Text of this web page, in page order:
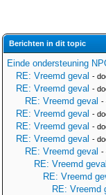
Berichten in dit topic
Einde ondersteuning
RE: Vreemd geval -
RE: Vreemd geval -
RE: Vreemd geval -
RE: Vreemd geval -
RE: Vreemd geval -
RE: Vreemd geval -
RE: Vreemd geval -
RE: Vreemd geval
RE: Vreemd
RE: Vreemd